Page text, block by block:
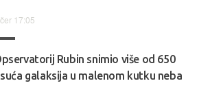
17:05
Rubin snimio više od 650
galaksija u malenom kutku neba